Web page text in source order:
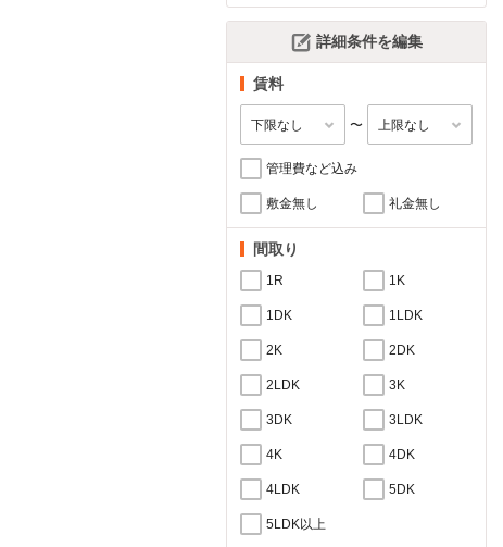
詳細条件を編集
賃料
〜
管理費など込み
敷金無し 礼金無し
間取り
1R 1K
1DK 1LDK
2K 2DK
2LDK 3K
3DK 3LDK
4K 4DK
4LDK 5DK
5LDK以上